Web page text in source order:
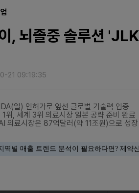
, 뇌졸중 솔루션
21 09:19:35
일) 인허가로 앞선 글로벌 기술력 입증
1위, 세계 3위 의료시장 일본 공략 준비 완료
의료시장은 87억달러(약 11조원)으로 성장
역별 매출 트렌드 분석이 필요하다면? 제약